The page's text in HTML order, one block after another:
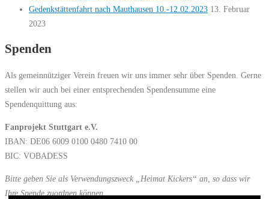
Gedenkstättenfahrt nach Mauthausen 10.-12.02.2023 13. Februar
2023
Spenden
Als gemeinnütziger Verein freuen wir uns immer sehr über Spenden. Gerne
stellen wir auch bei einer entsprechenden Spendensumme eine
Spendenquittung aus:
Fanprojekt Stuttgart e.V.
IBAN: DE06 6009 0100 0480 7410 00
BIC: VOBADESS
Bitte geben Sie als Verwendungszweck „Heimat Kickers“ an, so dass wir
Ihre Spende zuordnen können.